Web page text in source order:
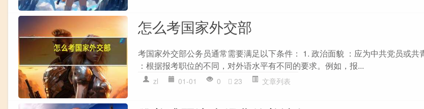
怎么考国家外交部
考国家外交部公务员通常需要满足以下条件： 1. 政治面貌 ：应为中共党员或共
：根据报考职位的不同，对外语水平有不同的要求。例如，报...
zl 01-01 0 23 文章列表